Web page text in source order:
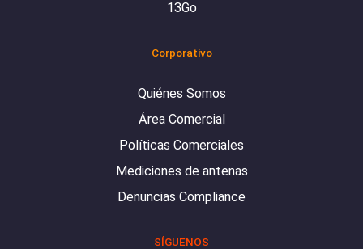
13Go
Corporativo
Quiénes Somos
Área Comercial
Políticas Comerciales
Mediciones de antenas
Denuncias Compliance
SÍGUENOS